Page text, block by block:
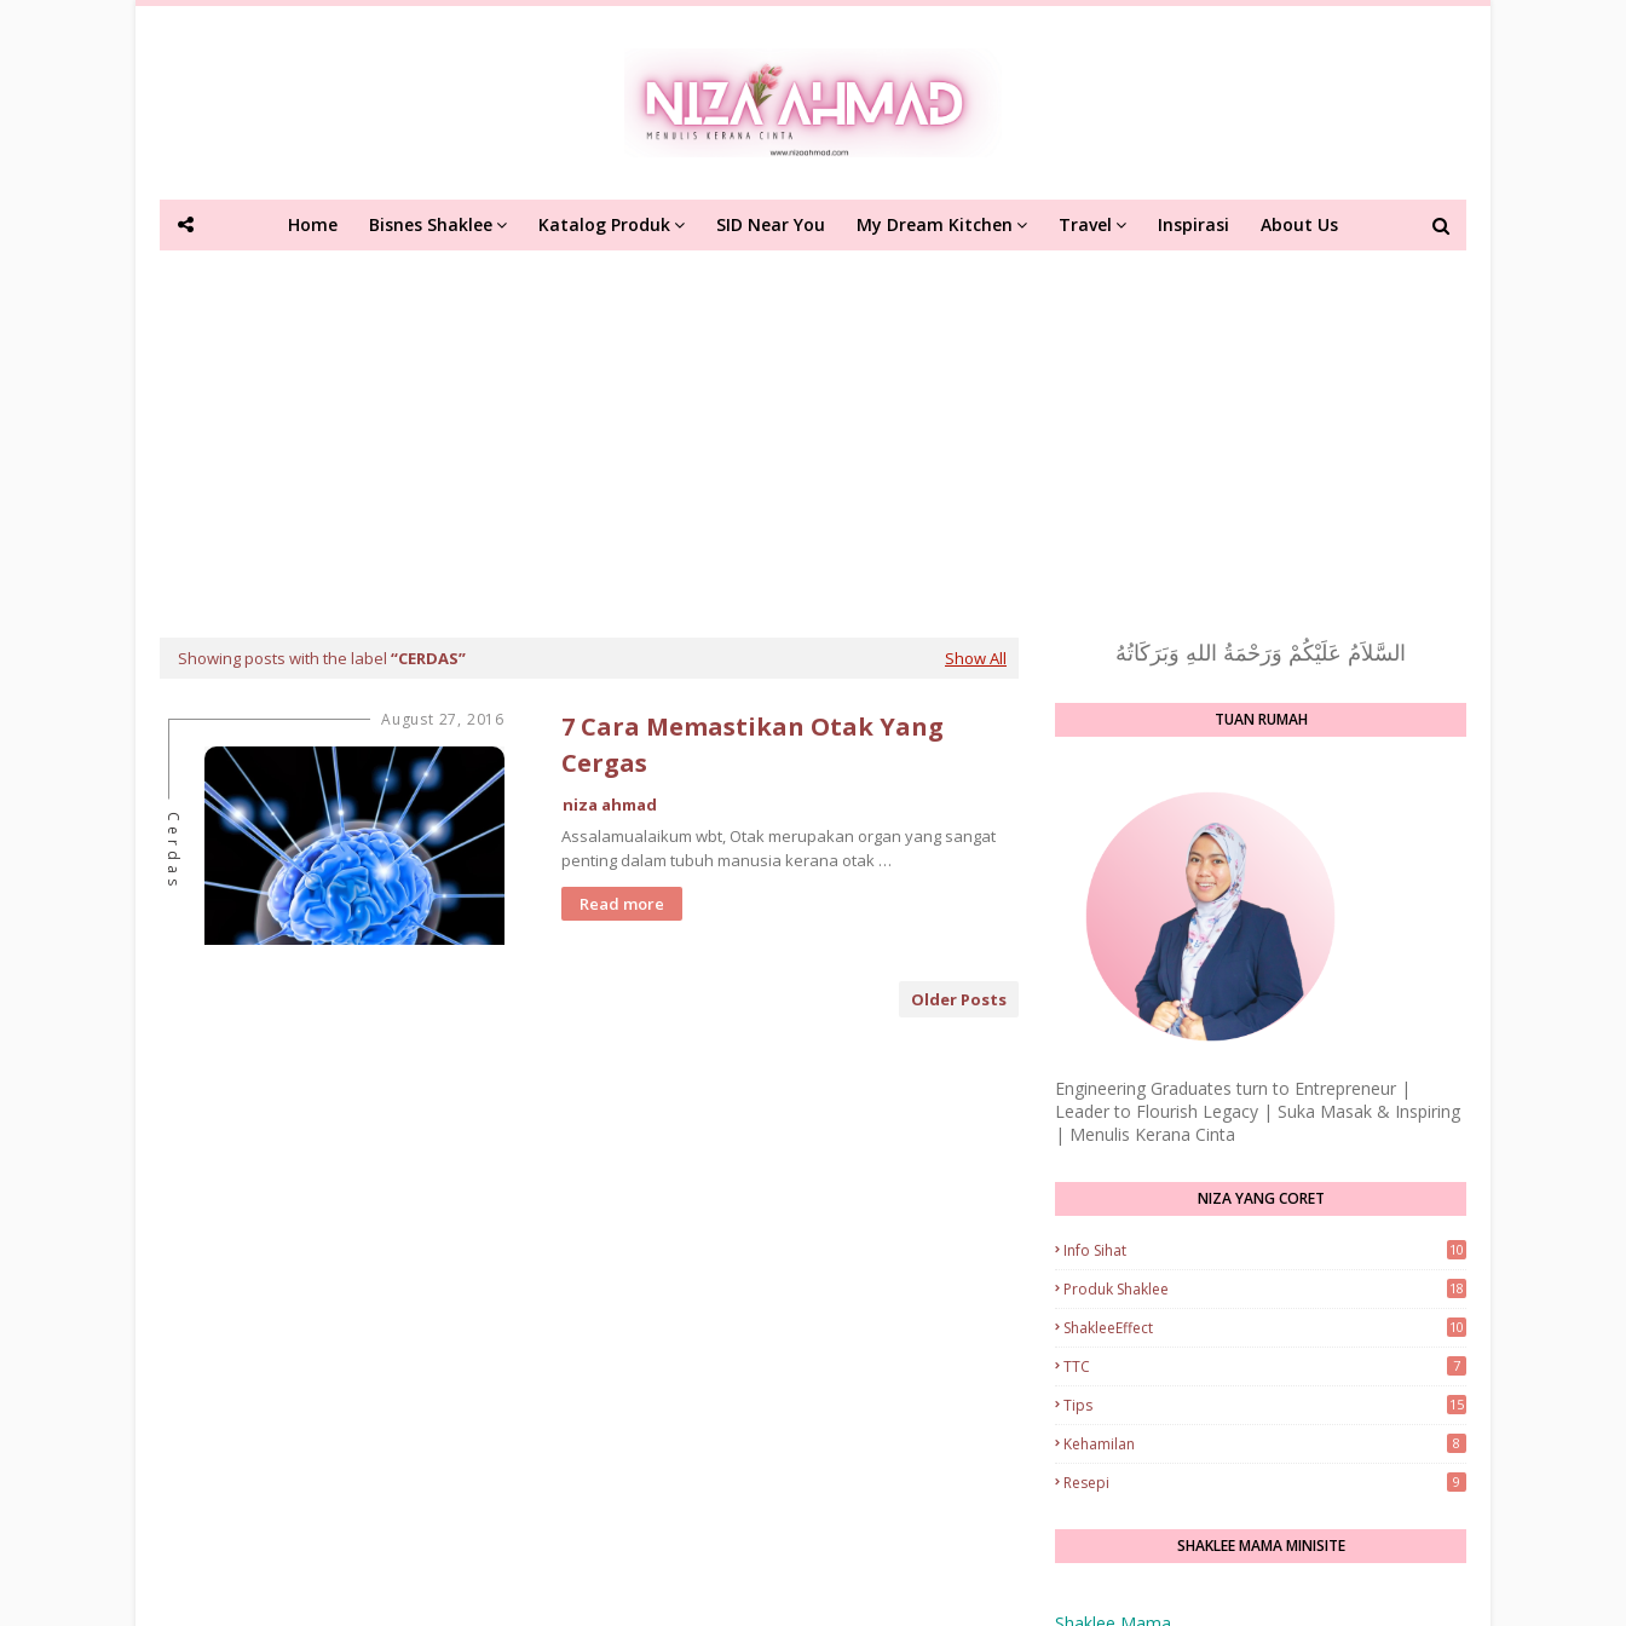
Home Bisnes Shaklee Katalog Produk SID Near You My Dream Kitchen Travel Inspirasi About Us
Showing posts with the label CERDAS Show All
August 27, 2016
Cerdas
7 Cara Memastikan Otak Yang
Cergas
niza ahmad
Assalamualaikum wbt, Otak merupakan organ yang sangat
penting dalam tubuh manusia kerana otak …
Read more
Older Posts
السَّلاَمُ عَلَيْكُمْ وَرَحْمَةُ اللهِ وَبَرَكَاتُهُ
TUAN RUMAH
Engineering Graduates turn to Entrepreneur |
Leader to Flourish Legacy | Suka Masak & Inspiring
| Menulis Kerana Cinta
NIZA YANG CORET
Info Sihat 10
Produk Shaklee 18
ShakleeEffect 10
TTC 7
Tips 15
Kehamilan 8
Resepi 9
SHAKLEE MAMA MINISITE